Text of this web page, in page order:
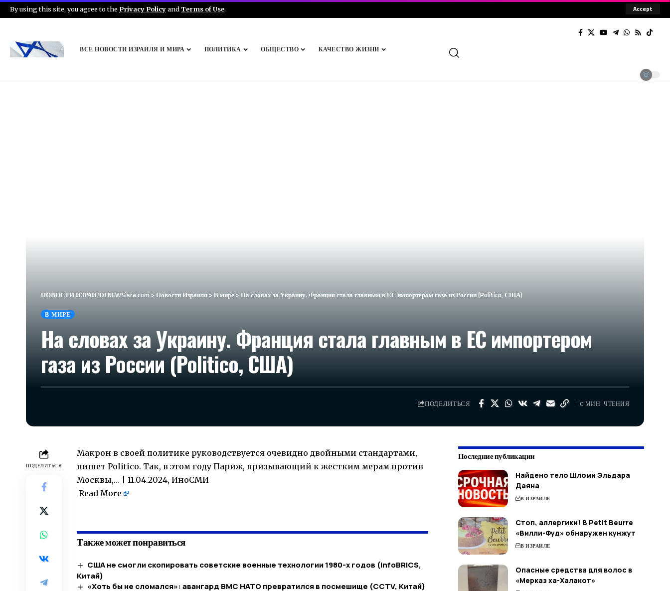
By using this site, you agree to the Privacy Policyand Terms of Use. Accept
ВСЕ НОВОСТИ ИЗРАИЛЯ И МИРА ПОЛИТИКА ОБЩЕСТВО КАЧЕСТВО ЖИЗНИ
НОВОСТИ ИЗРАИЛЯ NEWSisra.com >Новости Израиля >В мире >На словах за Украину. Франция стала главным в ЕС импортером газа из России (Politico, США)
В МИРЕ
На словах за Украину. Франция стала главным в ЕС импортером
газа из России (Politico, США)
ПОДЕЛИТЬСЯ 0 МИН. ЧТЕНИЯ
ПОДЕЛИТЬСЯ
Макрон в своей политике руководствуется очевидно двойными стандартами,
пишет Politico. Так, в этом году Париж, призывающий к жестким мерам против
Москвы,… | 11.04.2024, ИноСМИ
Read More
Также может понравиться
США не смогли скопировать советские военные технологии 1980-х годов (infoBRICS,
Китай)
«Хоть бы не сломался»: авангард ВМС НАТО превратился в посмешище (CCTV, Китай)
Последние публикации
Найдено тело Шломи Эльдара
Даяна
В ИЗРАИЛЕ
Стоп, аллергики! В Petit Beurre
«Вилли-Фуд» обнаружен кунжут
В ИЗРАИЛЕ
Опасные средства для волос в
«Мерказ ха-Халакот»